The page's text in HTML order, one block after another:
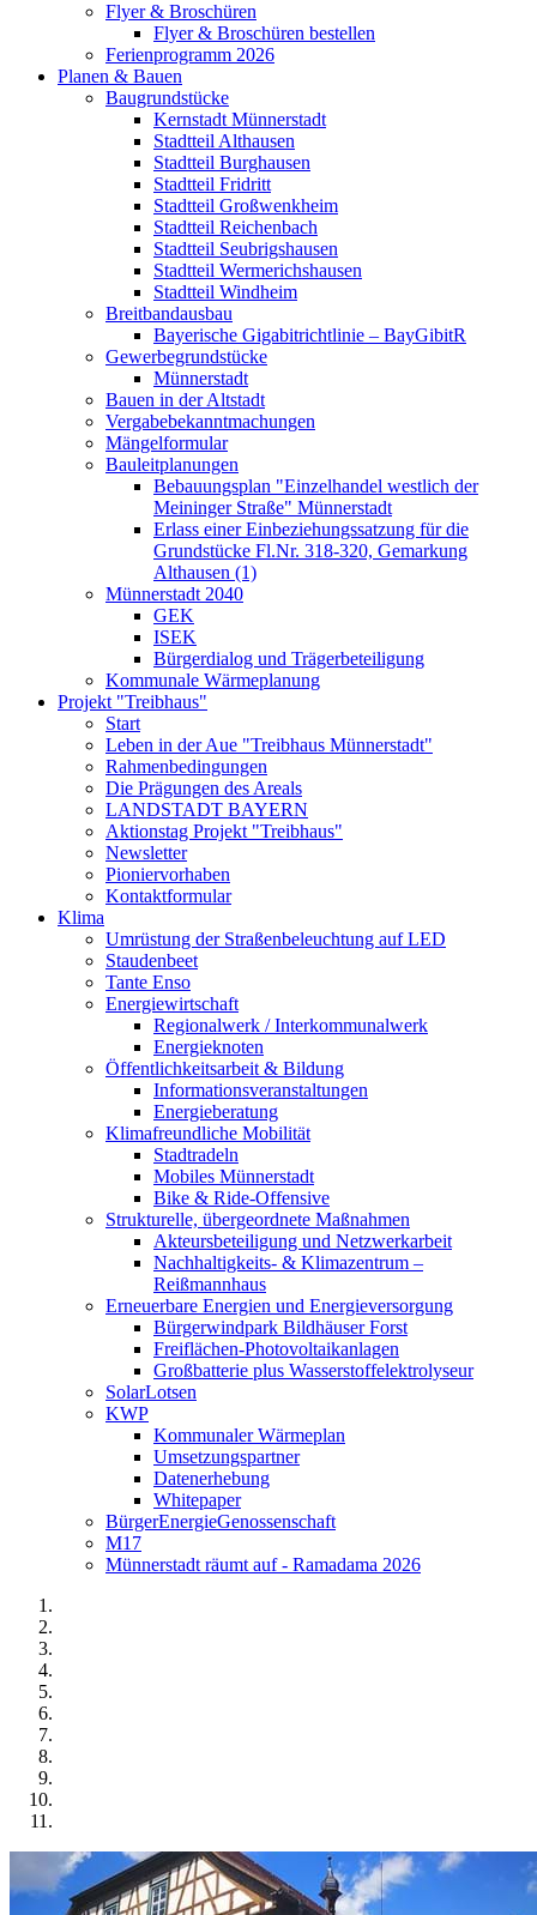
Flyer & Broschüren
Flyer & Broschüren bestellen
Ferienprogramm 2026
Planen & Bauen
Baugrundstücke
Kernstadt Münnerstadt
Stadtteil Althausen
Stadtteil Burghausen
Stadtteil Fridritt
Stadtteil Großwenkheim
Stadtteil Reichenbach
Stadtteil Seubrigshausen
Stadtteil Wermerichshausen
Stadtteil Windheim
Breitbandausbau
Bayerische Gigabitrichtlinie – BayGibitR
Gewerbegrundstücke
Münnerstadt
Bauen in der Altstadt
Vergabebekanntmachungen
Mängelformular
Bauleitplanungen
Bebauungsplan "Einzelhandel westlich der
Meininger Straße" Münnerstadt
Erlass einer Einbeziehungssatzung für die
Grundstücke Fl.Nr. 318-320, Gemarkung
Althausen (1)
Münnerstadt 2040
GEK
ISEK
Bürgerdialog und Trägerbeteiligung
Kommunale Wärmeplanung
Projekt "Treibhaus"
Start
Leben in der Aue "Treibhaus Münnerstadt"
Rahmenbedingungen
Die Prägungen des Areals
LANDSTADT BAYERN
Aktionstag Projekt "Treibhaus"
Newsletter
Pioniervorhaben
Kontaktformular
Klima
Umrüstung der Straßenbeleuchtung auf LED
Staudenbeet
Tante Enso
Energiewirtschaft
Regionalwerk / Interkommunalwerk
Energieknoten
Öffentlichkeitsarbeit & Bildung
Informationsveranstaltungen
Energieberatung
Klimafreundliche Mobilität
Stadtradeln
Mobiles Münnerstadt
Bike & Ride-Offensive
Strukturelle, übergeordnete Maßnahmen
Akteursbeteiligung und Netzwerkarbeit
Nachhaltigkeits- & Klimazentrum –
Reißmannhaus
Erneuerbare Energien und Energieversorgung
Bürgerwindpark Bildhäuser Forst
Freiflächen-Photovoltaikanlagen
Großbatterie plus Wasserstoffelektrolyseur
SolarLotsen
KWP
Kommunaler Wärmeplan
Umsetzungspartner
Datenerhebung
Whitepaper
BürgerEnergieGenossenschaft
M17
Münnerstadt räumt auf - Ramadama 2026